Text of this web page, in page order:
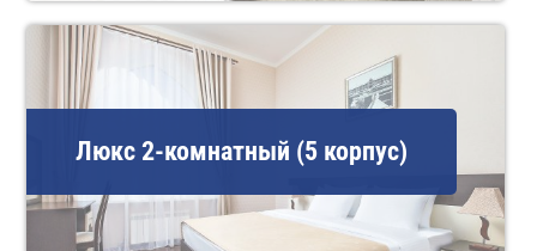
Люкс 2-комнатный (5 корпус)